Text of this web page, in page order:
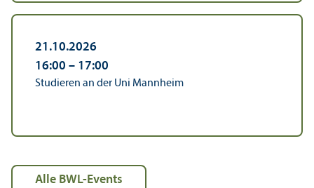
21.10.2026
16:00 – 17:00
Studieren an der Uni Mannheim
alle BWL-Events